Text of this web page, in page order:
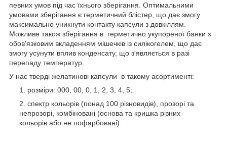
певних умов під час їхнього зберігання. Оптимальними
умовами зберігання є герметичний блістер, що дає змогу
максимально уникнути контакту капсули з довкіллям.
Можливе також зберігання в герметично укупореної банки з
обов'язковим вкладенням мішечків із силікогелем, що дає
змогу усунути вплив конденсату, що з'являється в разі
перепаду температур.
У нас тверді желатинові капсули в такому асортименті:
розміри: 000, 00, 0, 1, 2, 3, 4, 5;
спектр кольорів (понад 100 різновидів), прозорі та
непрозорі, комбіновані (основа та кришка різних
кольорів або не пофарбовані).